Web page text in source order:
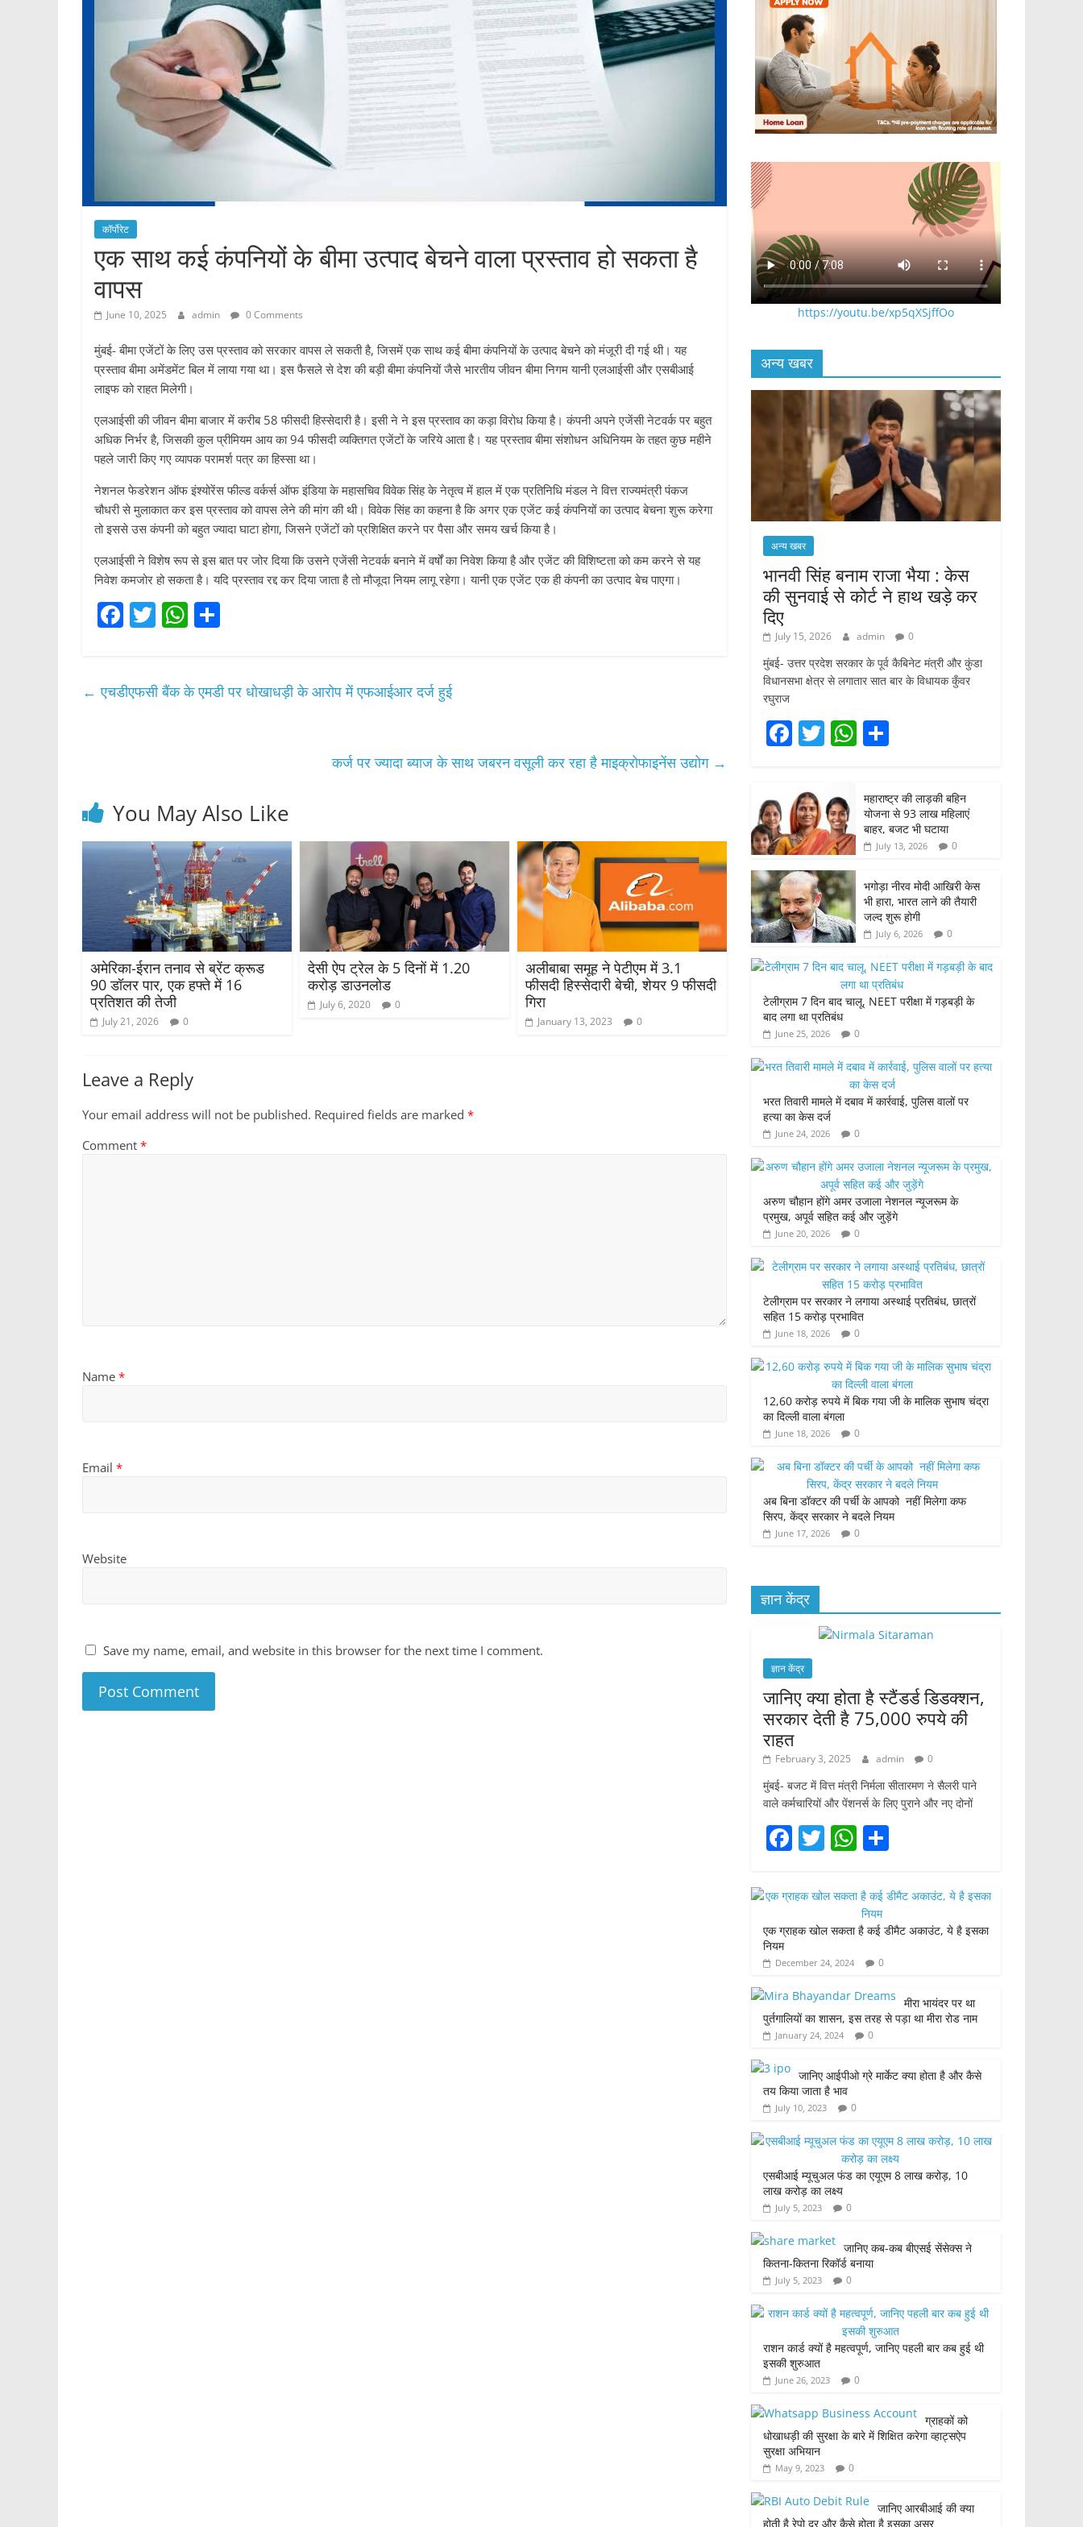
कॉर्पोरेट
एक साथ कई कंपनियों के बीमा उत्पाद बेचने वाला प्रस्ताव हो सकता है
वापस
June 10, 2025 admin 0 Comments
मुंबई- बीमा एजेंटों के लिए उस प्रस्ताव को सरकार वापस ले सकती है, जिसमें एक साथ कई बीमा कंपनियों के उत्पाद बेचने को मंजूरी दी गई थी। यह
प्रस्ताव बीमा अमेंडमेंट बिल में लाया गया था। इस फैसले से देश की बड़ी बीमा कंपनियों जैसे भारतीय जीवन बीमा निगम यानी एलआईसी और एसबीआई
लाइफ को राहत मिलेगी।
एलआईसी की जीवन बीमा बाजार में करीब 58 फीसदी हिस्सेदारी है। इसी ने ने इस प्रस्ताव का कड़ा विरोध किया है। कंपनी अपने एजेंसी नेटवर्क पर बहुत
अधिक निर्भर है, जिसकी कुल प्रीमियम आय का 94 फीसदी व्यक्तिगत एजेंटों के जरिये आता है। यह प्रस्ताव बीमा संशोधन अधिनियम के तहत कुछ महीने
पहले जारी किए गए व्यापक परामर्श पत्र का हिस्सा था।
नेशनल फेडरेशन ऑफ इंश्योरेंस फील्ड वर्कर्स ऑफ इंडिया के महासचिव विवेक सिंह के नेतृत्व में हाल में एक प्रतिनिधि मंडल ने वित्त राज्यमंत्री पंकज
चौधरी से मुलाकात कर इस प्रस्ताव को वापस लेने की मांग की थी। विवेक सिंह का कहना है कि अगर एक एजेंट कई कंपनियों का उत्पाद बेचना शुरू करेगा
तो इससे उस कंपनी को बहुत ज्यादा घाटा होगा, जिसने एजेंटों को प्रशिक्षित करने पर पैसा और समय खर्च किया है।
एलआईसी ने विशेष रूप से इस बात पर जोर दिया कि उसने एजेंसी नेटवर्क बनाने में वर्षों का निवेश किया है और एजेंट की विशिष्टता को कम करने से यह
निवेश कमजोर हो सकता है। यदि प्रस्ताव रद्द कर दिया जाता है तो मौजूदा नियम लागू रहेगा। यानी एक एजेंट एक ही कंपनी का उत्पाद बेच पाएगा।
F
e
T
er
W
s e
← एचडीएफसी बैंक के एमडी पर धोखाधड़ी के आरोप में एफआईआर दर्ज हुई
कर्ज पर ज्यादा ब्याज के साथ जबरन वसूली कर रहा है माइक्रोफाइनेंस उद्योग →
You May Also Like
अमेरिका-ईरान तनाव से ब्रेंट क्रूड
90 डॉलर पार, एक हफ्ते में 16
प्रतिशत की तेजी
July 21, 2026 0
देसी ऐप ट्रेल के 5 दिनों में 1.20
करोड़ डाउनलोड
July 6, 2020 0
अलीबाबा समूह ने पेटीएम में 3.1
फीसदी हिस्सेदारी बेची, शेयर 9 फीसदी
गिरा
January 13, 2023 0
Leave a Reply
Your email address will not be published. Required fields are marked *
Comment *
Name *
Email *
Website
Save my name, email, and website in this browser for the next time I comment.
https://youtu.be/xp5qXSjffOo
अन्य खबर
अन्य खबर
भानवी सिंह बनाम राजा भैया : केस
की सुनवाई से कोर्ट ने हाथ खड़े कर
दिए
July 15, 2026 admin 0
मुंबई- उत्तर प्रदेश सरकार के पूर्व कैबिनेट मंत्री और कुंडा
विधानसभा क्षेत्र से लगातार सात बार के विधायक कुँवर
रघुराज
F
c
e
b
o
o
k
T
er
W
s
A
p
p
ar
e
महाराष्ट्र की लाड़की बहिन
योजना से 93 लाख महिलाएं
बाहर, बजट भी घटाया
July 13, 2026 0
भगोड़ा नीरव मोदी आखिरी केस
भी हारा, भारत लाने की तैयारी
जल्द शुरू होगी
July 6, 2026 0
टेलीग्राम 7 दिन बाद चालू, NEET परीक्षा में गड़बड़ी के
बाद लगा था प्रतिबंध
June 25, 2026 0
भरत तिवारी मामले में दबाव में कार्रवाई, पुलिस वालों पर
हत्या का केस दर्ज
June 24, 2026 0
अरुण चौहान होंगे अमर उजाला नेशनल न्यूजरूम के
प्रमुख, अपूर्व सहित कई और जुड़ेंगे
June 20, 2026 0
टेलीग्राम पर सरकार ने लगाया अस्थाई प्रतिबंध, छात्रों
सहित 15 करोड़ प्रभावित
June 18, 2026 0
12,60 करोड़ रुपये में बिक गया जी के मालिक सुभाष चंद्रा
का दिल्ली वाला बंगला
June 18, 2026 0
अब बिना डॉक्टर की पर्ची के आपको नहीं मिलेगा कफ
सिरप, केंद्र सरकार ने बदले नियम
June 17, 2026 0
ज्ञान केंद्र
ज्ञान केंद्र
जानिए क्या होता है स्टैंडर्ड डिडक्शन,
सरकार देती है 75,000 रुपये की
राहत
February 3, 2025 admin 0
मुंबई- बजट में वित्त मंत्री निर्मला सीतारमण ने सैलरी पाने
वाले कर्मचारियों और पेंशनर्स के लिए पुराने और नए दोनों
F
c
b
o
o
k
T
itt
W
at
s
A
p
p
ar
e
एक ग्राहक खोल सकता है कई डीमैट अकाउंट, ये है इसका
नियम
December 24, 2024 0
मीरा भायंदर पर था
पुर्तगालियों का शासन, इस तरह से पड़ा था मीरा रोड नाम
January 24, 2024 0
जानिए आईपीओ ग्रे मार्केट क्या होता है और कैसे
तय किया जाता है भाव
July 10, 2023 0
एसबीआई म्यूचुअल फंड का एयूएम 8 लाख करोड़, 10
लाख करोड़ का लक्ष्य
July 5, 2023 0
जानिए कब-कब बीएसई सेंसेक्स ने
कितना-कितना रिकॉर्ड बनाया
July 5, 2023 0
राशन कार्ड क्यों है महत्वपूर्ण, जानिए पहली बार कब हुई थी
इसकी शुरुआत
June 26, 2023 0
ग्राहकों को
धोखाधड़ी की सुरक्षा के बारे में शिक्षित करेगा व्हाट्सऐप
सुरक्षा अभियान
May 9, 2023 0
जानिए आरबीआई की क्या
होती है रेपो दर और कैसे होता है इसका असर